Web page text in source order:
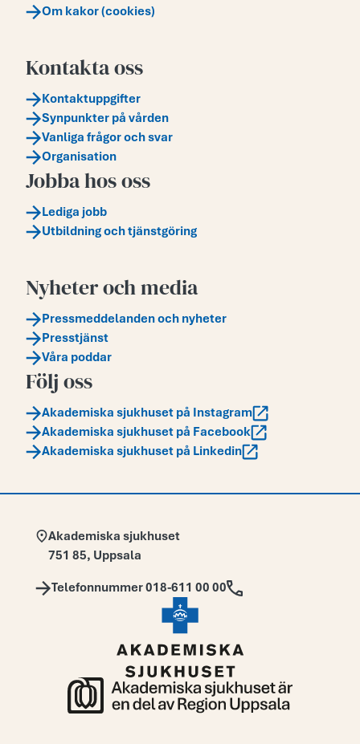
Om kakor (cookies)
Kontakta oss
Kontaktuppgifter
Synpunkter på vården
Vanliga frågor och svar
Organisation
Jobba hos oss
Lediga jobb
Utbildning och tjänstgöring
Nyheter och media
Pressmeddelanden och nyheter
Presstjänst
Våra poddar
Följ oss
Akademiska sjukhuset på Instagram
Akademiska sjukhuset på Facebook
Akademiska sjukhuset på Linkedin
Adress:
Akademiska sjukhuset
751 85, Uppsala
Telefon:
Telefonnummer 018-611 00 00